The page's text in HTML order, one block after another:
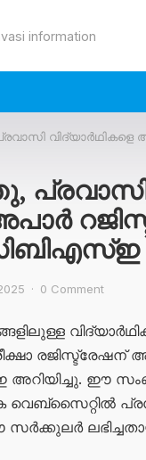
information
അപാർ
സിബിഎസ്‌ഇ
· 0 Comment
രജിസ്ട്രേഷന്
ഈ
ലഭിച്ചതായി